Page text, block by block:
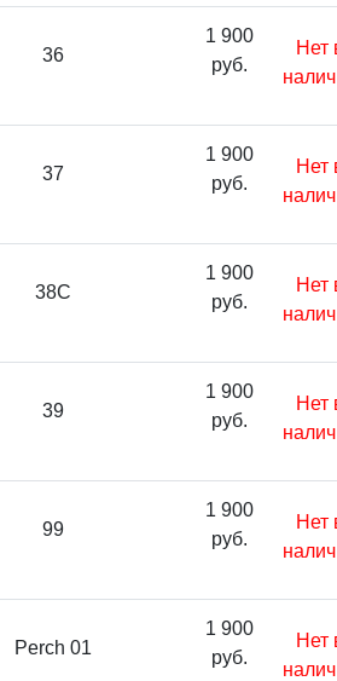
36
1 900
руб.
Нет
37
1 900
руб.
Нет
38C
1 900
руб.
Нет
39
1 900
руб.
Нет
99
1 900
руб.
Нет
Perch 01
1 900
руб.
Нет